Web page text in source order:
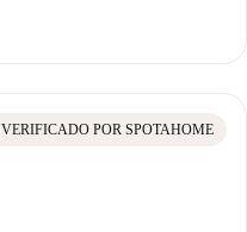
VERIFICADO POR SPOTAHOME